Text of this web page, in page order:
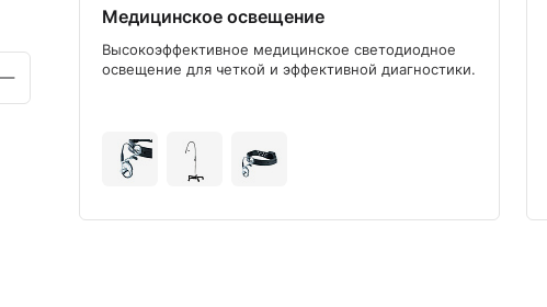
Медицинское освещение
Высокоэффективное медицинское светодиодное
освещение для четкой и эффективной диагностики.